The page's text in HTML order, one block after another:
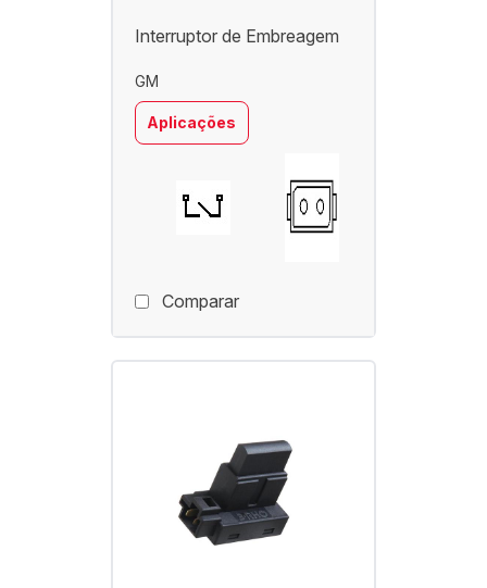
Interruptor de Embreagem
GM
Aplicações
Comparar